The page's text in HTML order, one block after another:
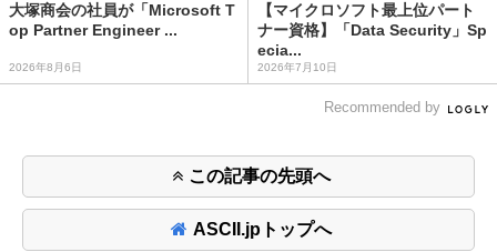
大塚商会の社員が「Microsoft T
op Partner Engineer ...
2026年8月6日
【マイクロソフト最上位パート
ナー資格】「Data Security」Sp
ecia...
2026年7月10日
Recommended by
この記事の先頭へ
ASCII.jpトップへ